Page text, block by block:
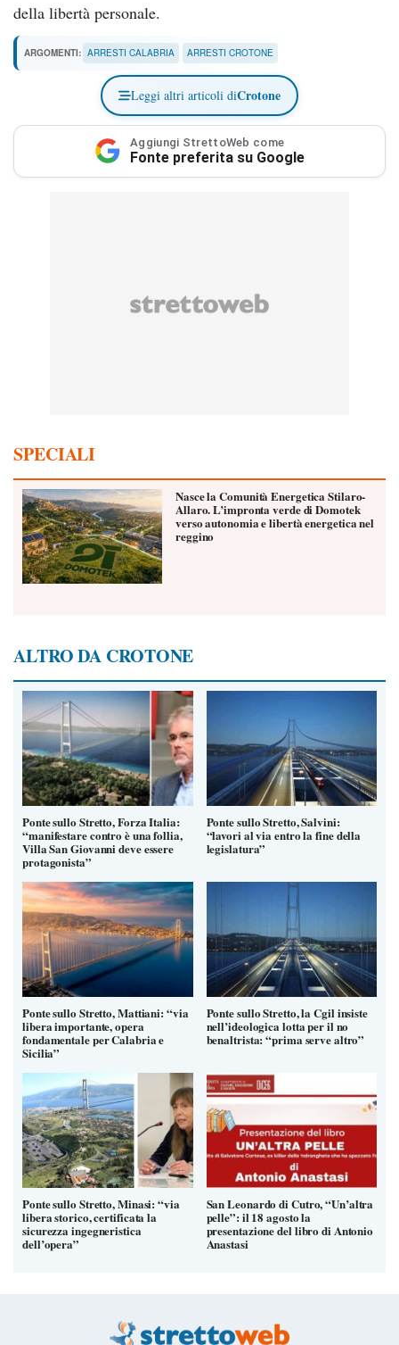
della libertà personale.
ARGOMENTI: ARRESTI CALABRIA ARRESTI CROTONE
Leggi altri articoli diCrotone
Aggiungi StrettoWeb come
Fonte preferita su Google
SPECIALI
Nasce la Comunità Energetica Stilaro-
Allaro. L’impronta verde di Domotek
verso autonomia e libertà energetica nel
reggino
ALTRO DA CROTONE
Ponte sullo Stretto, Forza Italia:
“manifestare contro è una follia,
Villa San Giovanni deve essere
protagonista”
Ponte sullo Stretto, Salvini:
“lavori al via entro la fine della
legislatura”
Ponte sullo Stretto, Mattiani: “via
libera importante, opera
fondamentale per Calabria e
Sicilia”
Ponte sullo Stretto, la Cgil insiste
nell’ideologica lotta per il no
benaltrista: “prima serve altro”
Ponte sullo Stretto, Minasi: “via
libera storico, certificata la
sicurezza ingegneristica
dell’opera”
San Leonardo di Cutro, “Un’altra
pelle”: il 18 agosto la
presentazione del libro di Antonio
Anastasi